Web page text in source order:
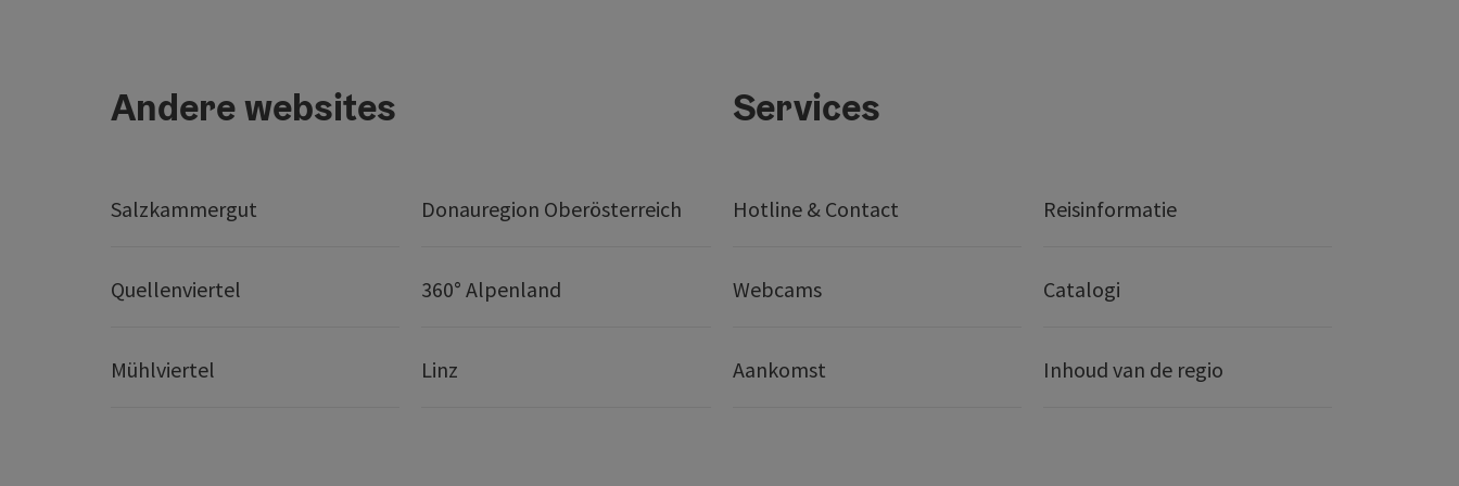
Andere websites
Salzkammergut Donauregion Oberösterreich
Quellenviertel 360° Alpenland
Mühlviertel Linz
Services
Hotline & Contact Reisinformatie
Webcams Catalogi
Aankomst Inhoud van de regio